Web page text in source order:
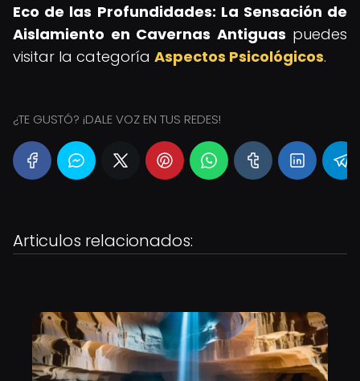
Eco de las Profundidades: La Sensación de
Aislamiento en Cavernas Antiguas puedes
visitar la categoría Aspectos Psicológicos.
¿TE GUSTÓ? ¡DALE VOZ EN TUS REDES!
Articulos relacionados: